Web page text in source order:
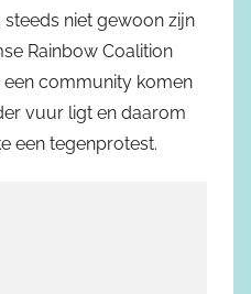
niet gewoon zijn
Rainbow Coalition
een community komen
vuur ligt en daarom
een tegenprotest.